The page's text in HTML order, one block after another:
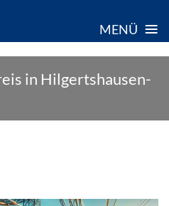
MENÜ ≡
in Hilgertshausen-